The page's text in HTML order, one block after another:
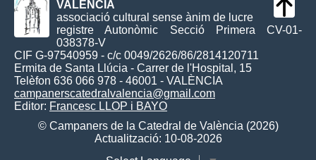
VALÈNCIA
associació cultural sense ànim de lucre
registre Autonòmic Secció Primera CV-01-
038378-V
CIF G-97540959 - c/c 0049/2626/86/2814120711
Ermita de Santa Llúcia - Carrer de l'Hospital, 15
Telèfon 636 066 978 - 46001 - VALÈNCIA
campanerscatedralvalencia@gmail.com
Editor: Francesc LLOP i BAYO
© Campaners de la Catedral de València (2026)
Actualització: 10-08-2026